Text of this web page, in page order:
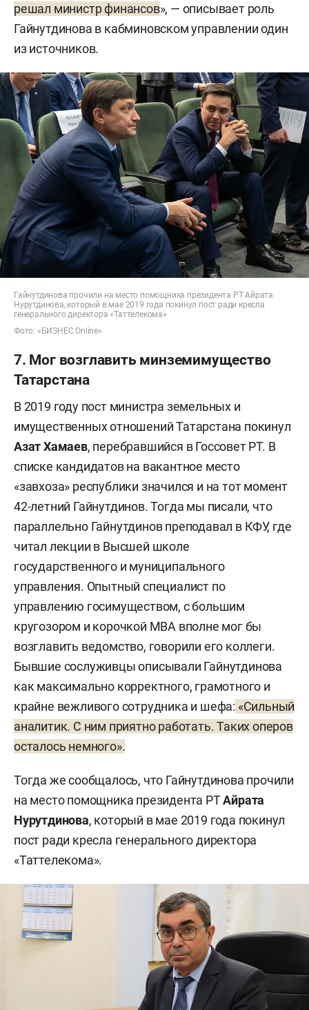
решал министр финансов», — описывает роль
Гайнутдинова в кабминовском управлении один
из источников.
Гайнутдинова прочили на место помощника президента РТ Айрата
Нурутдинова, который в мае 2019 года покинул пост ради кресла
генерального директора «Таттелекома»
Фото: «БИЗНЕС Online»
7. Мог возглавить минземимущество
Татарстана
В 2019 году пост министра земельных и
имущественных отношений Татарстана покинул
Азат Хамаев, перебравшийся в Госсовет РТ. В
списке кандидатов на вакантное место
«завхоза» республики значился и на тот момент
42-летний Гайнутдинов. Тогда мы писали, что
параллельно Гайнутдинов преподавал в КФУ, где
читал лекции в Высшей школе
государственного и муниципального
управления. Опытный специалист по
управлению госимуществом, с большим
кругозором и корочкой МВА вполне мог бы
возглавить ведомство, говорили его коллеги.
Бывшие сослуживцы описывали Гайнутдинова
как максимально корректного, грамотного и
крайне вежливого сотрудника и шефа: «Сильный
аналитик. С ним приятно работать. Таких оперов
осталось немного».
Тогда же сообщалось, что Гайнутдинова прочили
на место помощника президента РТАйрата
Нурутдинова, который в мае 2019 года покинул
пост ради кресла генерального директора
«Таттелекома».